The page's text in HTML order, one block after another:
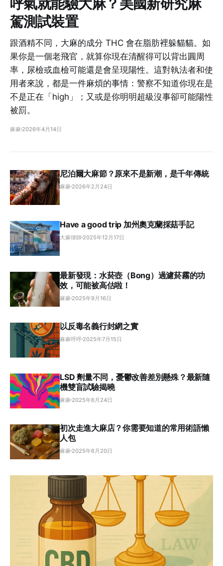
駕測試裝置
跟酒精不同，大麻的成分 THC 會在脂肪裡躲貓貓。如
果你是一個老飛官，就算你現在清醒得可以背出圓周
率，尿檢或血檢可能還是會呈現陽性。這對執法者和使
用者來說，都是一件麻煩的事情：警察不知道你現在是
不是正在「high」；又或是你明明超級沒事卻可能陽性
被罰。
麻麻 2026年4月14日
尼泊爾大麻節？原來不是新潮，是千年傳統
麻麻 2026年2月24日
Have a good trip 加州奧克蘭採菇手記
大麻律師 2025年12月17日
最新發現：水菸壺（Bong）過濾菸霧的功
效，可能被高估啦！
麻麻 2025年9月16日
以反毒名義行封網之實
麻麻呼呼 2025年7月15日
LSD 劑量不同，憂鬱改善差別懸殊？最新隨
機雙盲試驗揭曉
麻麻 2025年6月24日
初次走進大麻店？你需要知道的常用術語懶
人包
麻麻 2025年6月20日